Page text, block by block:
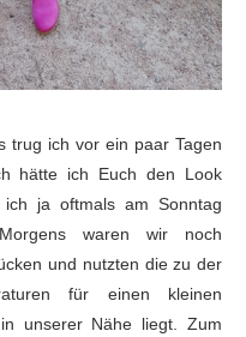
trug ich vor ein paar Tagen
hätte ich Euch den Look
ja oftmals am Sonntag
waren wir noch
und nutzten die zu der
für einen kleinen
unserer Nähe liegt. Zum